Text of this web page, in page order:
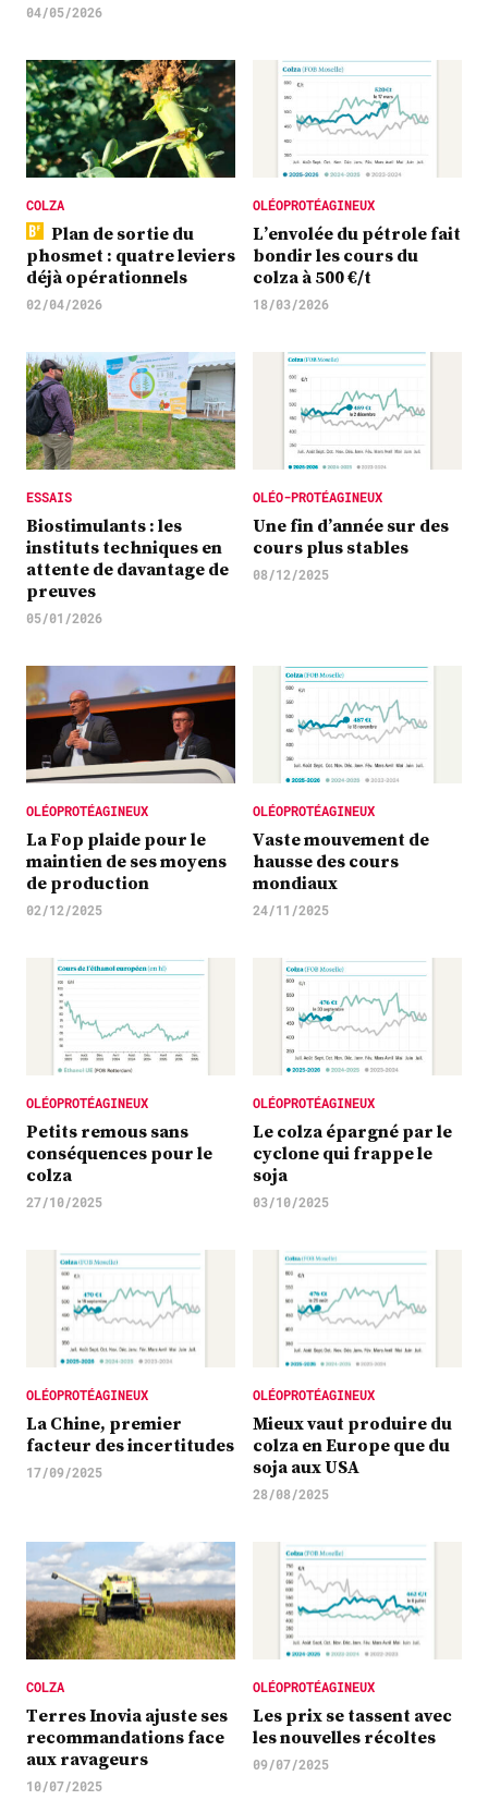
04/05/2026
COLZA
Plan de sortie du
phosmet : quatre leviers
déjà opérationnels
02/04/2026
OLÉOPROTÉAGINEUX
L’envolée du pétrole fait
bondir les cours du
colza à 500 €/t
18/03/2026
ESSAIS
Biostimulants : les
instituts techniques en
attente de davantage de
preuves
05/01/2026
OLÉO-PROTÉAGINEUX
Une fin d’année sur des
cours plus stables
08/12/2025
OLÉOPROTÉAGINEUX
La Fop plaide pour le
maintien de ses moyens
de production
02/12/2025
OLÉOPROTÉAGINEUX
Vaste mouvement de
hausse des cours
mondiaux
24/11/2025
OLÉOPROTÉAGINEUX
Petits remous sans
conséquences pour le
colza
27/10/2025
OLÉOPROTÉAGINEUX
Le colza épargné par le
cyclone qui frappe le
soja
03/10/2025
OLÉOPROTÉAGINEUX
La Chine, premier
facteur des incertitudes
17/09/2025
OLÉOPROTÉAGINEUX
Mieux vaut produire du
colza en Europe que du
soja aux USA
28/08/2025
COLZA
Terres Inovia ajuste ses
recommandations face
aux ravageurs
10/07/2025
OLÉOPROTÉAGINEUX
Les prix se tassent avec
les nouvelles récoltes
09/07/2025